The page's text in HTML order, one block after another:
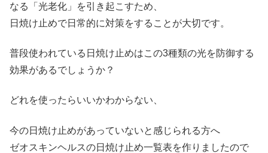
なる「光老化」を引き起こすため、
日焼け止めで日常的に対策をすることが大切です。
普段使われている日焼け止めはこの3種類の光を防御する
効果があるでしょうか？
どれを使ったらいいかわからない、
今の日焼け止めがあっていないと感じられる方へ
ゼオスキンヘルスの日焼け止め一覧表を作りましたので